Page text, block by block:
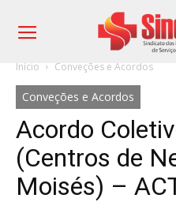
Início Conveções e Acordos
Conveções e Acordos
Acordo
(Centros de
Moisés) –